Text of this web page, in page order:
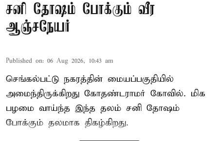
சனி தோஷம் போக்கும் வீர
ஆஞ்சநேயர்
Published on: 06 Aug 2026, 10:43 am
செங்கல்பட்டு நகரத்தின் மையப்பகுதியில்
அமைந்திருக்கிறது கோதண்டராமர் கோவில். மிக
பழமை வாய்ந்த இந்த தலம் சனி தோஷம்
போக்கும் தலமாக திகழ்கிறது.